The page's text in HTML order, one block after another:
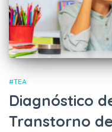
#TEA
Diagnóstico
Transtorno